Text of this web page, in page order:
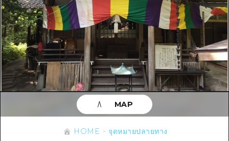
รายการ
คำแนะนำ
ศิลปะ
งานอีเว้นท์ / เทศกาล
อาหารรสเลิศ / สุรา
การปั่นจักรยาน
ช้อปปิ้ง
คอร์สตัวอย่าง
รายการ
คู่มือ Dive! Hiroshima
ฮิโรชิม่า โมชิ โมชิ ทราเวล
บริเวณรอบเมืองฮิโรชิม่า
จุดหมายปลายทาง
รายการ
บริเวณรอบเมืองฮิโรชิม่า
อากิ
บิงโก
อีเว้นท์
ข้อมูลตามฤดูกาล
ข้อมูลที่เป็นประโยชน์
HOME จุดหมายปลายทาง
MAP